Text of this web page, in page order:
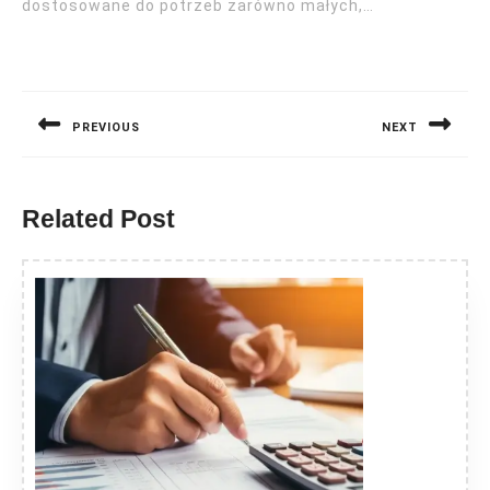
dostosowane do potrzeb zarówno małych,…
PREVIOUS NEXT
Related Post